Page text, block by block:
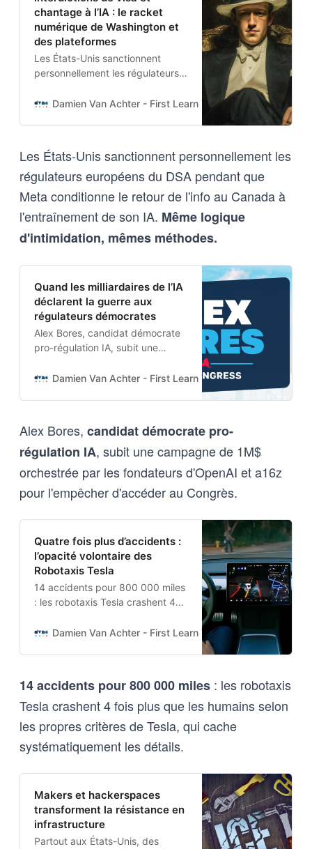
chantage à l’IA : le racket
numérique de Washington et
des plateformes
Les États-Unis sanctionnent
personnellement les régulateurs
Meta conditionne le retour de
d’intimidation, mêmes méthodes.
Damien Van Achter - First Learn The Rules. Then Break
Les États-Unis sanctionnent personnellement les
régulateurs européens du DSA pendant que
Meta conditionne le retour de l'info au Canada à
l'entraînement de son IA. Même logique
d'intimidation, mêmes méthodes.
Quand les milliardaires de l’IA
déclarent la guerre aux
régulateurs démocrates
Alex Bores, candidat démocrate
pro-régulation IA, subit une
par les fondateurs d’OpenAI et
Damien Van Achter - First Learn The Rules. Then Break
Alex Bores, candidat démocrate pro-
régulation IA, subit une campagne de 1M$
orchestrée par les fondateurs d'OpenAI et a16z
pour l'empêcher d'accéder au Congrès.
Quatre fois plus d’accidents :
l’opacité volontaire des
Robotaxis Tesla
14 accidents pour 800 000 miles
: les robotaxis Tesla crashent 4
les propres critères de Tesla, qui
Damien Van Achter - First Learn The Rules. Then Break
14 accidents pour 800 000 miles : les robotaxis
Tesla crashent 4 fois plus que les humains selon
les propres critères de Tesla, qui cache
systématiquement les détails.
Makers et hackerspaces
transforment la résistance en
infrastructure
Partout aux États-Unis, des